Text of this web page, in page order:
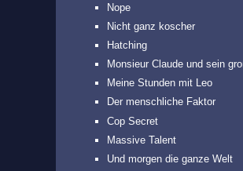
Nope
Nicht ganz koscher
Hatching
Monsieur Claude und sein
Meine Stunden mit Leo
Der menschliche Faktor
Cop Secret
Massive Talent
Und morgen die ganze Welt